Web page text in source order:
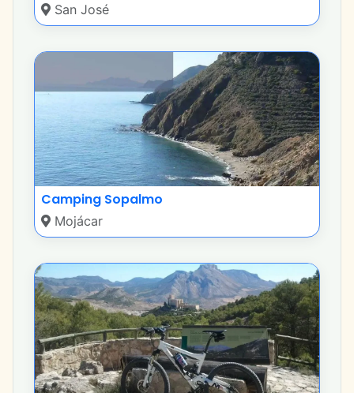
San José
Camping Sopalmo
Mojácar